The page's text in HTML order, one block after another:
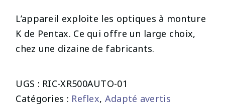
L’appareil exploite les optiques à monture
K de Pentax. Ce qui offre un large choix,
chez une dizaine de fabricants.
UGS : RIC-XR500AUTO-01
Catégories : Reflex, Adapté avertis